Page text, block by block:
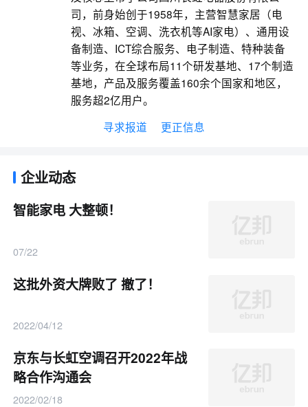
司，前身始创于1958年，主营智慧家居（电
视、冰箱、空调、洗衣机等AI家电）、通用设
备制造、ICT综合服务、电子制造、特种装备
等业务，在全球布局11个研发基地、17个制造
基地，产品及服务覆盖160余个国家和地区，
服务超2亿用户。
寻求报道
更正信息
企业动态
智能家电 大整顿！
07/22
这批外资大牌败了 撤了！
2022/04/12
京东与长虹空调召开2022年战
略合作沟通会
2022/02/18